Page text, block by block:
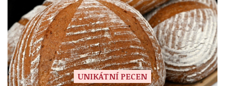
UNIKÁTNÍ PECEN